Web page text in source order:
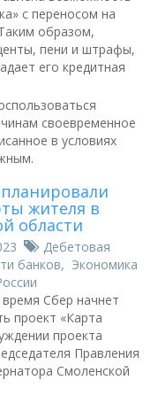
с переносом на
образом,
пени и штрафы,
его кредитная
своевременное
в условиях
жителя в
области
Дебетовая
банков, Экономика
Сбер начнет
проект «Карта
проекта
Правления
Смоленской